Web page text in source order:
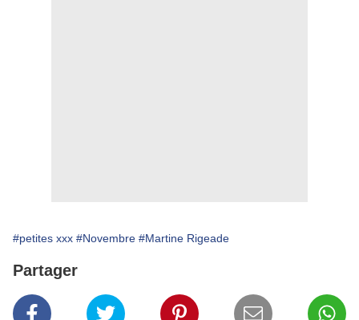
#petites xxx #Novembre #Martine Rigeade
Partager